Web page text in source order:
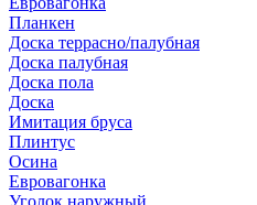
Планкен
Доска террасно/палубная
Доска палубная
Доска пола
Доска
Имитация бруса
Плинтус
Осина
Евровагонка
Уголок наружный